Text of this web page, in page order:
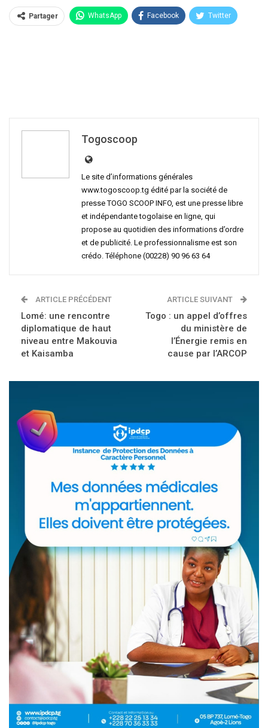
Partager WhatsApp Facebook Twitter
Togoscoop
Le site d’informations générales
www.togoscoop.tg édité par la société de
presse TOGO SCOOP INFO, est une presse libre
et indépendante togolaise en ligne, qui
propose au quotidien des informations d’ordre
et de publicité. Le professionnalisme est son
crédo. Téléphone (00228) 90 96 63 64
ARTICLE PRÉCÉDENT
Lomé: une rencontre
diplomatique de haut
niveau entre Makouvia
et Kaisamba
ARTICLE SUIVANT
Togo : un appel d’offres
du ministère de
l’Énergie remis en
cause par l’ARCOP